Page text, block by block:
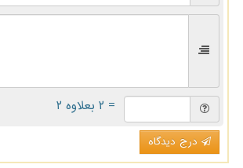
= ۲ بعلاوه ۲
درج دیدگاه